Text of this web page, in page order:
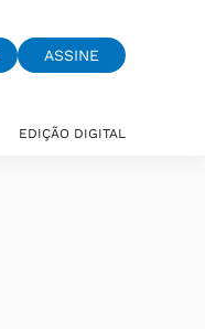
ASSINE
EDIÇÃO DIGITAL